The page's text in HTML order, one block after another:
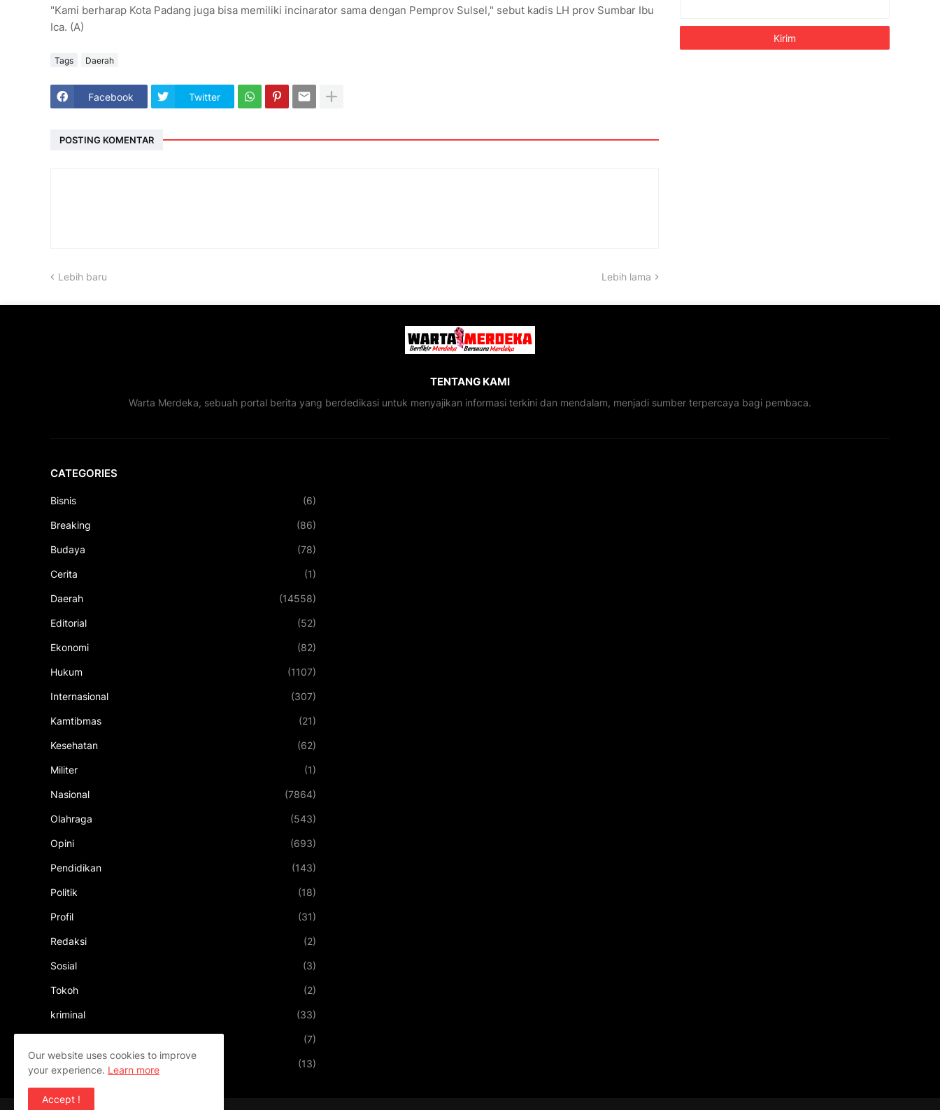
"Kami berharap Kota Padang juga bisa memiliki incinarator sama dengan Pemprov Sulsel," sebut kadis LH prov Sumbar Ibu
Ica. (A)
Tags Daerah
Facebook Twitter
POSTING KOMENTAR
Lebih baru Lebih lama
TENTANG KAMI
Warta Merdeka, sebuah portal berita yang berdedikasi untuk menyajikan informasi terkini dan mendalam, menjadi sumber terpercaya bagi pembaca.
CATEGORIES
Bisnis (6)
Breaking (86)
Budaya (78)
Cerita (1)
Daerah (14558)
Editorial (52)
Ekonomi (82)
Hukum (1107)
Internasional (307)
Kamtibmas (21)
Kesehatan (62)
Militer (1)
Nasional (7864)
Olahraga (543)
Opini (693)
Pendidikan (143)
Politik (18)
Profil (31)
Redaksi (2)
Sosial (3)
Tokoh (2)
kriminal (33)
(7)
pariwisata (13)
Our website uses cookies to improve
your experience. Learn more
Accept !